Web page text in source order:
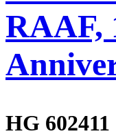
RAAF,
HG 602411